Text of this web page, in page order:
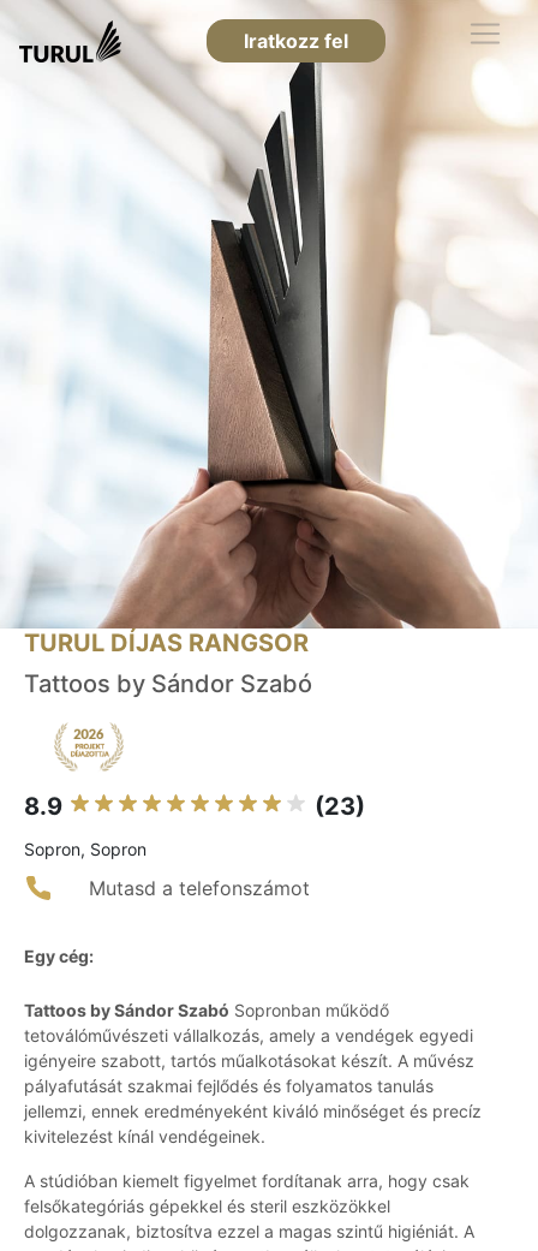
Iratkozz fel
TURUL DÍJAS RANGSOR
Tattoos by Sándor Szabó
8.9 (23)
Sopron, Sopron
Mutasd a telefonszámot
Egy cég:
Tattoos by Sándor Szabó Sopronban működő
tetoválóművészeti vállalkozás, amely a vendégek egyedi
igényeire szabott, tartós műalkotásokat készít. A művész
pályafutását szakmai fejlődés és folyamatos tanulás
jellemzi, ennek eredményeként kiváló minőséget és precíz
kivitelezést kínál vendégeinek.
A stúdióban kiemelt figyelmet fordítanak arra, hogy csak
felsőkategóriás gépekkel és steril eszközökkel
dolgozzanak, biztosítva ezzel a magas szintű higiéniát. A